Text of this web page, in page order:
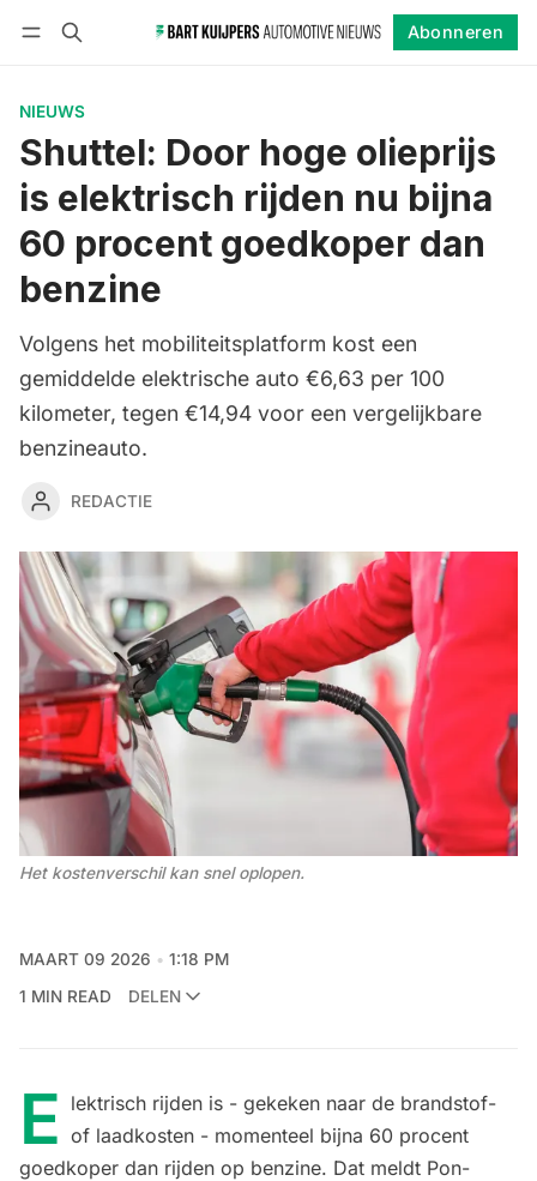
Abonneren
NIEUWS
Shuttel: Door hoge olieprijs
is elektrisch rijden nu bijna
60 procent goedkoper dan
benzine
Volgens het mobiliteitsplatform kost een
gemiddelde elektrische auto €6,63 per 100
kilometer, tegen €14,94 voor een vergelijkbare
benzineauto.
REDACTIE
Het kostenverschil kan snel oplopen.
MAART 09 2026
1:18 PM
1 MIN READ
DELEN
E lektrisch rijden is - gekeken naar de brandstof-
of laadkosten - momenteel bijna 60 procent
goedkoper dan rijden op benzine. Dat meldt Pon-